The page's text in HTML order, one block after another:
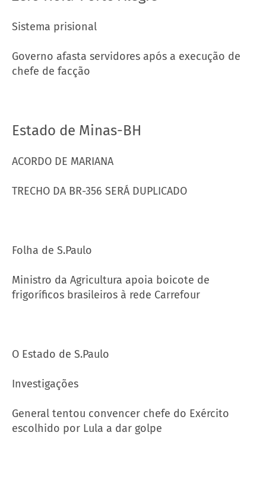
Sistema prisional
Governo afasta servidores após a execução de
chefe de facção
Estado de Minas-BH
ACORDO DE MARIANA
TRECHO DA BR-356 SERÁ DUPLICADO
Folha de S.Paulo
Ministro da Agricultura apoia boicote de
frigoríficos brasileiros à rede Carrefour
O Estado de S.Paulo
Investigações
General tentou convencer chefe do Exército
escolhido por Lula a dar golpe